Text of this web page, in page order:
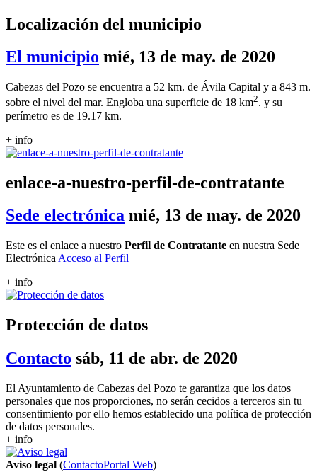
Localización del municipio
El municipio mié, 13 de may. de 2020
Cabezas del Pozo se encuentra a 52 km. de Ávila Capital y a 843 m.
sobre el nivel del mar. Engloba una superficie de 18 km2. y su
perímetro es de 19.17 km.
+ info
enlace-a-nuestro-perfil-de-contratante
Sede electrónica mié, 13 de may. de 2020
Este es el enlace a nuestro Perfil de Contratante en nuestra Sede
Electrónica Acceso al Perfil
+ info
Protección de datos
Contacto sáb, 11 de abr. de 2020
El Ayuntamiento de Cabezas del Pozo te garantiza que los datos
personales que nos proporciones, no serán cecidos a terceros sin tu
consentimiento por ello hemos establecido una política de protección
de datos personales.
+ info
Aviso legal (ContactoPortal Web)